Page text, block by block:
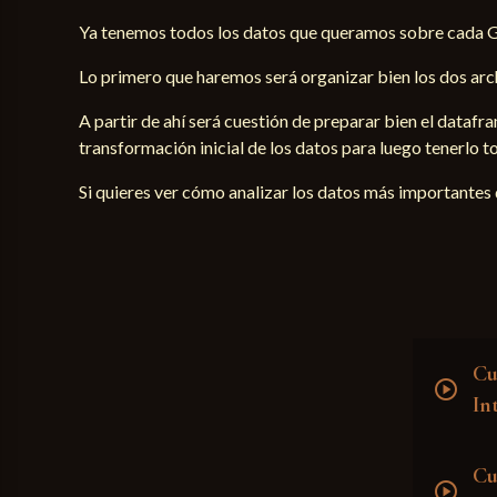
Ya tenemos todos los datos que queramos sobre
Lo primero que haremos será organizar bien los dos
A partir de ahí será cuestión de preparar bien el
transformación inicial de los datos para luego tenerlo
Si quieres ver cómo analizar los datos más
play_circle
play_circle